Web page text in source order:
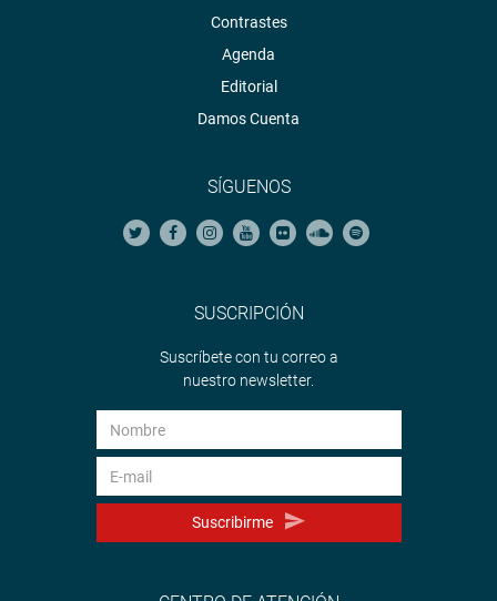
Contrastes
Agenda
Editorial
Damos Cuenta
SÍGUENOS
SUSCRIPCIÓN
Suscríbete con tu correo a
nuestro newsletter.
Suscribirme